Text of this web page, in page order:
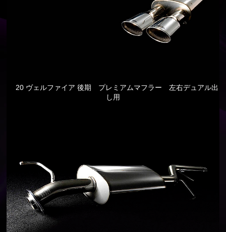
20 ヴェルファイア 後期 プレミアムマフラー 左右デュアル出
し用